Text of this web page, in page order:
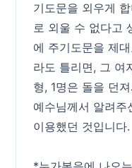
기도문을 외우게
로 외울 수 없다고
에 주기도문을 제
라도 틀리면, 그 여
형, 1명은 돌을 던
예수님께서 알려주
이용했던 것입니다.